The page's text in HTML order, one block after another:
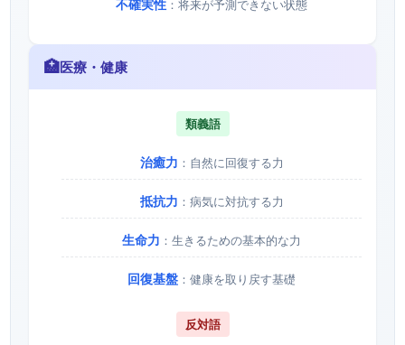
不確実性 ：将来が予測できない状態
🏥医療・健康
類義語
治癒力 ：自然に回復する力
抵抗力 ：病気に対抗する力
生命力 ：生きるための基本的な力
回復基盤 ：健康を取り戻す基礎
反対語